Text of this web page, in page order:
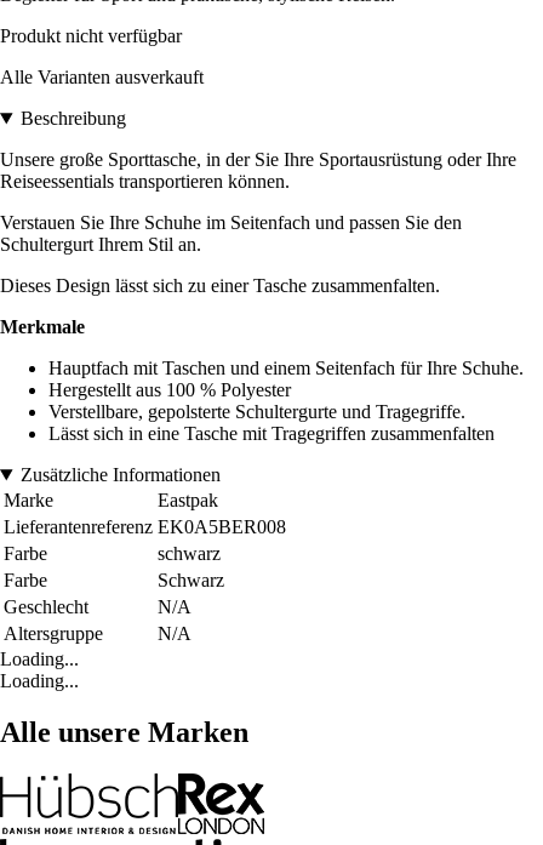
Produkt nicht verfügbar
Alle Varianten ausverkauft
Beschreibung
Unsere große Sporttasche, in der Sie Ihre Sportausrüstung oder Ihre
Reiseessentials transportieren können.
Verstauen Sie Ihre Schuhe im Seitenfach und passen Sie den
Schultergurt Ihrem Stil an.
Dieses Design lässt sich zu einer Tasche zusammenfalten.
Merkmale
Hauptfach mit Taschen und einem Seitenfach für Ihre Schuhe.
Hergestellt aus 100 % Polyester
Verstellbare, gepolsterte Schultergurte und Tragegriffe.
Lässt sich in eine Tasche mit Tragegriffen zusammenfalten
Zusätzliche Informationen
Marke
Eastpak
Lieferantenreferenz EK0A5BER008
Farbe
schwarz
Farbe
Schwarz
Geschlecht
N/A
Altersgruppe
N/A
Loading...
Loading...
Alle unsere Marken